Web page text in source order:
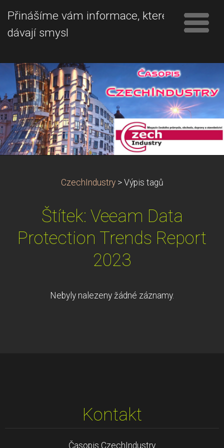
Přinášíme vám informace, které
dávají smysl
CzechIndustry > Výpis tagů
Štítek: Veeam Data
Protection Trends Report
2023
Nebyly nalezeny žádné záznamy.
Kontakt
Časopis CzechIndustry